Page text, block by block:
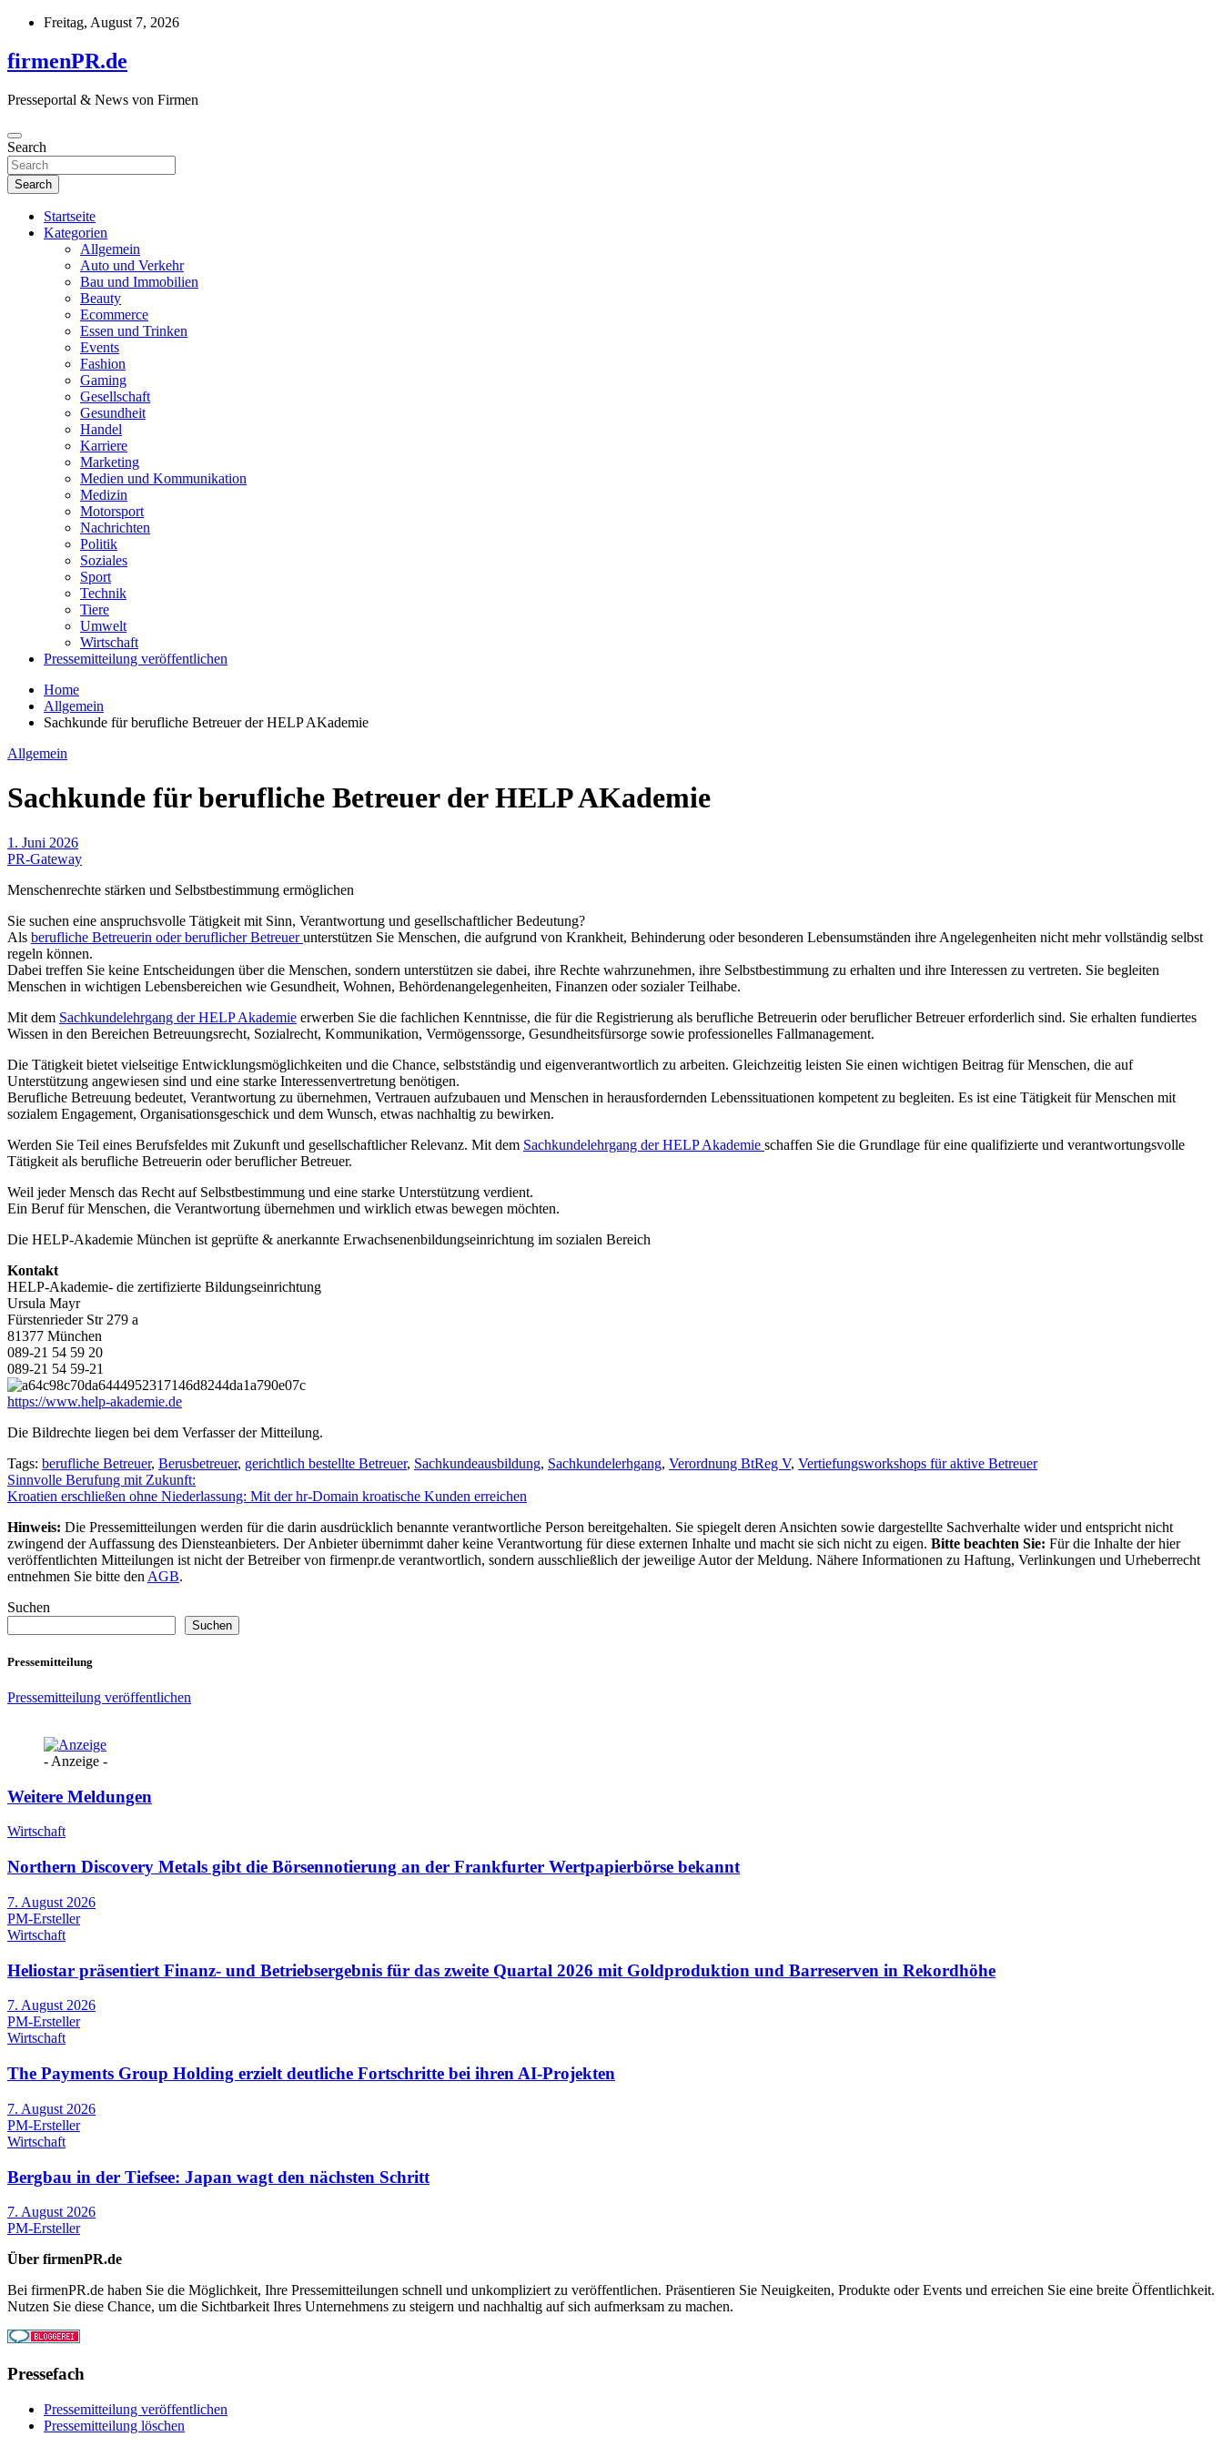
Skip
content
Freitag, August 7, 2026
firmenPR.de
Presseportal & News von Firmen
Search
Search
Startseite
Kategorien
Allgemein
Auto und Verkehr
Bau und Immobilien
Beauty
Ecommerce
Essen und Trinken
Events
Fashion
Gaming
Gesellschaft
Gesundheit
Handel
Karriere
Marketing
Medien und Kommunikation
Medizin
Motorsport
Nachrichten
Politik
Soziales
Sport
Technik
Tiere
Umwelt
Wirtschaft
Pressemitteilung veröffentlichen
Home
Allgemein
Sachkunde für berufliche Betreuer der HELP AKademie
Allgemein
Sachkunde für berufliche Betreuer der HELP AKademie
1. Juni 2026
PR-Gateway
Menschenrechte stärken und Selbstbestimmung ermöglichen
Sie suchen eine anspruchsvolle Tätigkeit mit Sinn, Verantwortung und gesellschaftlicher Bedeutung?
Als berufliche Betreuerin oder beruflicher Betreuerunterstützen Sie Menschen, die aufgrund von Krankheit, Behinderung oder besonderen Lebensumständen ihre Angelegenheiten nicht mehr vollständig selbst
regeln können.
Dabei treffen Sie keine Entscheidungen über die Menschen, sondern unterstützen sie dabei, ihre Rechte wahrzunehmen, ihre Selbstbestimmung zu erhalten und ihre Interessen zu vertreten. Sie begleiten
Menschen in wichtigen Lebensbereichen wie Gesundheit, Wohnen, Behördenangelegenheiten, Finanzen oder sozialer Teilhabe.
Mit dem Sachkundelehrgang der HELP Akademie erwerben Sie die fachlichen Kenntnisse, die für die Registrierung als berufliche Betreuerin oder beruflicher Betreuer erforderlich sind. Sie erhalten fundiertes
Wissen in den Bereichen Betreuungsrecht, Sozialrecht, Kommunikation, Vermögenssorge, Gesundheitsfürsorge sowie professionelles Fallmanagement.
Die Tätigkeit bietet vielseitige Entwicklungsmöglichkeiten und die Chance, selbstständig und eigenverantwortlich zu arbeiten. Gleichzeitig leisten Sie einen wichtigen Beitrag für Menschen, die auf
Unterstützung angewiesen sind und eine starke Interessenvertretung benötigen.
Berufliche Betreuung bedeutet, Verantwortung zu übernehmen, Vertrauen aufzubauen und Menschen in herausfordernden Lebenssituationen kompetent zu begleiten. Es ist eine Tätigkeit für Menschen mit
sozialem Engagement, Organisationsgeschick und dem Wunsch, etwas nachhaltig zu bewirken.
Werden Sie Teil eines Berufsfeldes mit Zukunft und gesellschaftlicher Relevanz. Mit dem Sachkundelehrgang der HELP Akademie schaffen Sie die Grundlage für eine qualifizierte und verantwortungsvolle
Tätigkeit als berufliche Betreuerin oder beruflicher Betreuer.
Weil jeder Mensch das Recht auf Selbstbestimmung und eine starke Unterstützung verdient.
Ein Beruf für Menschen, die Verantwortung übernehmen und wirklich etwas bewegen möchten.
Die HELP-Akademie München ist geprüfte & anerkannte Erwachsenenbildungseinrichtung im sozialen Bereich
Kontakt
HELP-Akademie- die zertifizierte Bildungseinrichtung
Ursula Mayr
Fürstenrieder Str 279 a
81377 München
089-21 54 59 20
089-21 54 59-21
https://www.help-akademie.de
Die Bildrechte liegen bei dem Verfasser der Mitteilung.
Tags: berufliche Betreuer, Berusbetreuer, gerichtlich bestellte Betreuer, Sachkundeausbildung, Sachkundelerhgang, Verordnung BtReg V, Vertiefungsworkshops für aktive Betreuer
Beitragsnavigation
Sinnvolle Berufung mit Zukunft:
Kroatien erschließen ohne Niederlassung: Mit der hr-Domain kroatische Kunden erreichen
Hinweis: Die Pressemitteilungen werden für die darin ausdrücklich benannte verantwortliche Person bereitgehalten. Sie spiegelt deren Ansichten sowie dargestellte Sachverhalte wider und entspricht nicht
zwingend der Auffassung des Diensteanbieters. Der Anbieter übernimmt daher keine Verantwortung für diese externen Inhalte und macht sie sich nicht zu eigen. Bitte beachten Sie: Für die Inhalte der hier
veröffentlichten Mitteilungen ist nicht der Betreiber von firmenpr.de verantwortlich, sondern ausschließlich der jeweilige Autor der Meldung. Nähere Informationen zu Haftung, Verlinkungen und Urheberrecht
entnehmen Sie bitte den AGB.
Suchen
Suchen
Pressemitteilung
Pressemitteilung veröffentlichen
- Anzeige -
Weitere Meldungen
Wirtschaft
Northern Discovery Metals gibt die Börsennotierung an der Frankfurter Wertpapierbörse bekannt
7. August 2026
PM-Ersteller
Wirtschaft
Heliostar präsentiert Finanz- und Betriebsergebnis für das zweite Quartal 2026 mit Goldproduktion und Barreserven in Rekordhöhe
7. August 2026
PM-Ersteller
Wirtschaft
The Payments Group Holding erzielt deutliche Fortschritte bei ihren AI-Projekten
7. August 2026
PM-Ersteller
Wirtschaft
Bergbau in der Tiefsee: Japan wagt den nächsten Schritt
7. August 2026
PM-Ersteller
Über firmenPR.de
Bei firmenPR.de haben Sie die Möglichkeit, Ihre Pressemitteilungen schnell und unkompliziert zu veröffentlichen. Präsentieren Sie Neuigkeiten, Produkte oder Events und erreichen Sie eine breite Öffentlichkeit.
Nutzen Sie diese Chance, um die Sichtbarkeit Ihres Unternehmens zu steigern und nachhaltig auf sich aufmerksam zu machen.
Pressefach
Pressemitteilung veröffentlichen
Pressemitteilung löschen